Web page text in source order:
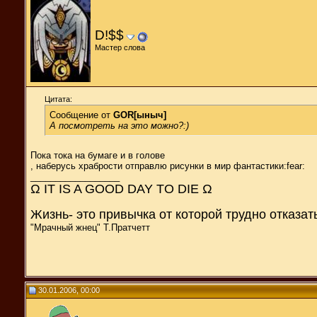
D!$$
Мастер слова
Цитата:
Сообщение от GOR[ыныч]
А посмотреть на это можно?:)
Пока тока на бумаге и в голове
, наберусь храбрости отправлю рисунки в мир фантастики:fear:
Ω IT IS A GOOD DAY TO DIE Ω
Жизнь- это привычка от которой трудно
"Мрачный жнец" Т.Пратчетт
30.01.2006, 00:00